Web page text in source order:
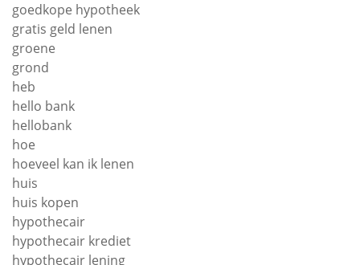
goedkope hypotheek
gratis geld lenen
groene
grond
heb
hello bank
hellobank
hoe
hoeveel kan ik lenen
huis
huis kopen
hypothecair
hypothecair krediet
hypothecair lening